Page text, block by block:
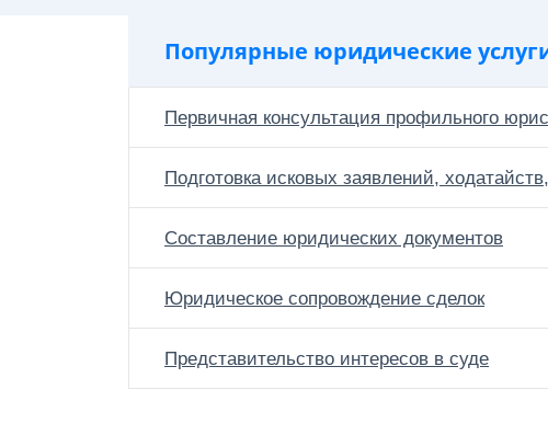
Популярные юридические
Первичная консультация профильного
Подготовка исковых заявлений,
Составление юридических документов
Юридическое сопровождение сделок
Представительство интересов в суде